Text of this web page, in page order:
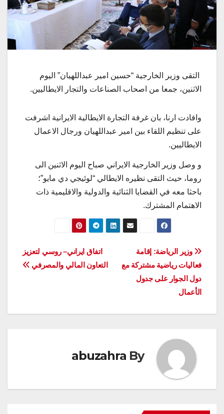
التقى وزير الخارجية “حسين امير عبداللهيان” اليوم
الاثنين، جمعا من اصحاب الصناعات والتجار الايطاليين.
وافادت ارنا، بان غرفة التجارة الايطالية الايرانية اشرفت
على تنظيم اللقاء بين امير عبداللهيان ورجال الاعمال
الايطاليين.
و وصل وزير الخارجية الايراني صباح اليوم الاثنين الى
روما، حيث التقى نظيره الايطالي “لوئيجي دي مايو”؛
باحثا معه في القضايا الثنائية والدولية والاقليمية ذات
الاهتمام المشترك.
تصفّح
المقالات
اتفاق ايراني– روسي لتعزيز
التعاون المالي والمصرفي
وزير الرياضة: إقامة
فعاليات رياضية مشتركة مع
دول الجوار على جدول
الأعمال
By
abuzahra